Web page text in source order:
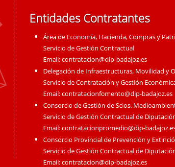
Entidades Contratantes
Área de Economía, Hacienda, Compras y
Servicio de Gestión Contractual
Email:contratacion@dip-badajoz.es
Delegación de Infraestructuras, Movilidad y
Servicio de Contratación y Gestión
Email:contratacionfomento@dip-badajoz.es
Consorcio de Gestión de Scios.
Servicio de Gestión Contractual de
Email:contratacionpromedio@dip-
Consorcio Provincial de Prevención y
Servicio de Gestión Contractual de
Email:contratacion@dip-badajoz.es